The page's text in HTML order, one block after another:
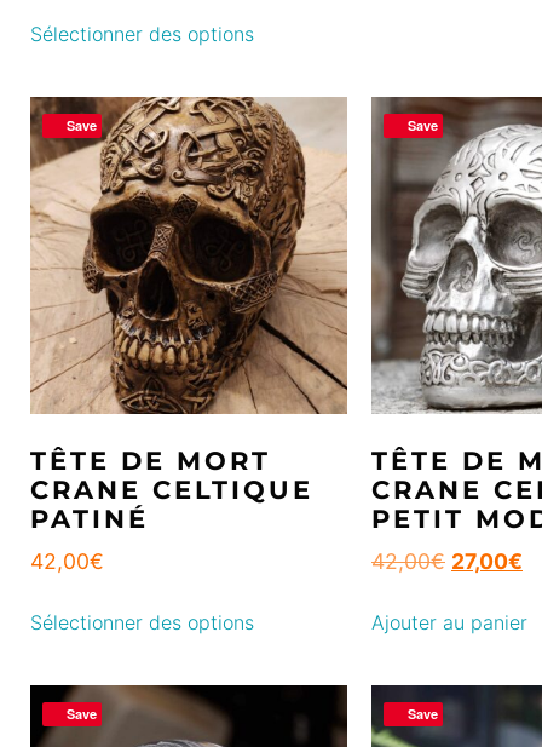
Sélectionner des options
Save
TÊTE DE MORT
CRANE CELTIQUE
PATINÉ
42,00€
Sélectionner des options
Save
TÊTE DE
CRANE
PETIT
42,00€ 27,00€
Ajouter au panier
Save Save